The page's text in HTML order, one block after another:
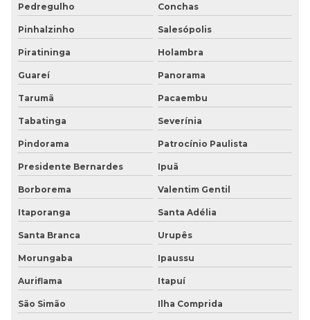
Pedregulho Conchas
Pinhalzinho Salesópolis
Piratininga Holambra
Guareí Panorama
Tarumã Pacaembu
Tabatinga Severínia
Pindorama Patrocínio Paulista
Presidente Bernardes Ipuã
Borborema Valentim Gentil
Itaporanga Santa Adélia
Santa Branca Urupês
Morungaba Ipaussu
Auriflama Itapuí
São Simão Ilha Comprida